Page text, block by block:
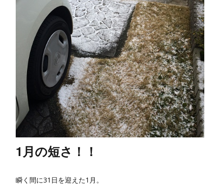
1月の短さ！！
瞬く間に31日を迎えた1月。